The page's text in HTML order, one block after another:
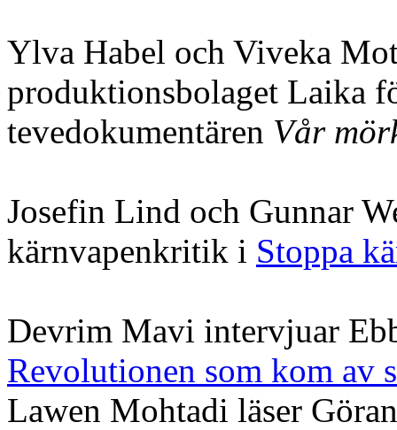
Ylva Habel och Viveka
produktionsbolaget Laika
tevedokumentären Vår
Josefin Lind och Gunnar
kärnvapenkritik i Stoppa
Devrim Mavi intervjuar
Revolutionen som kom av
Lawen Mohtadi läser